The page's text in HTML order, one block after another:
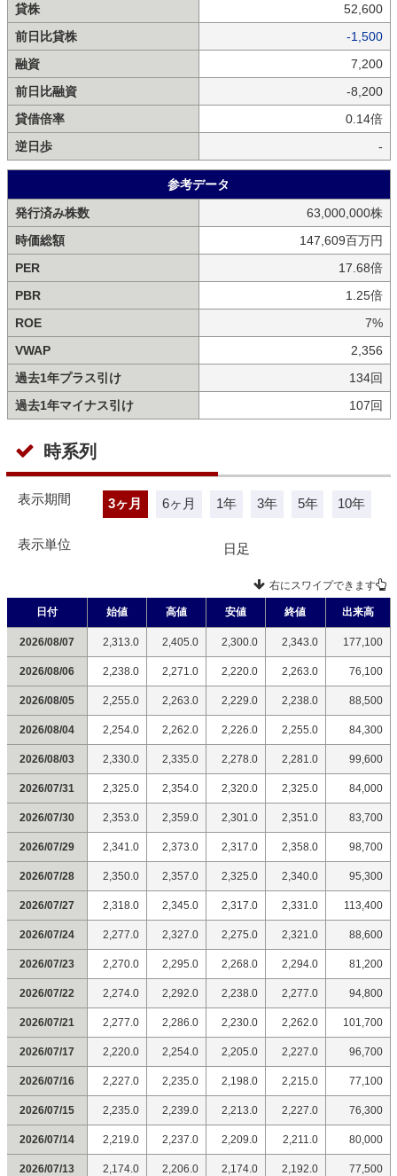
貸株
52,600
前日比貸株
-1,500
融資
7,200
前日比融資
-8,200
貸借倍率
0.14倍
逆日歩
-
参考データ
発行済み株数
63,000,000株
時価総額
147,609百万円
PER
17.68倍
PBR
1.25倍
ROE
7%
VWAP
2,356
過去1年プラス引け
134回
過去1年マイナス引け
107回
時系列
表示期間 3ヶ月 6ヶ月 1年 3年 5年 10年
表示単位 日足
右にスワイプできます
日付 始値 高値 安値 終値 出来高
2026/08/07 2,313.0 2,405.0 2,300.0 2,343.0 177,100
2026/08/06 2,238.0 2,271.0 2,220.0 2,263.0 76,100
2026/08/05 2,255.0 2,263.0 2,229.0 2,238.0 88,500
2026/08/04 2,254.0 2,262.0 2,226.0 2,255.0 84,300
2026/08/03 2,330.0 2,335.0 2,278.0 2,281.0 99,600
2026/07/31 2,325.0 2,354.0 2,320.0 2,325.0 84,000
2026/07/30 2,353.0 2,359.0 2,301.0 2,351.0 83,700
2026/07/29 2,341.0 2,373.0 2,317.0 2,358.0 98,700
2026/07/28 2,350.0 2,357.0 2,325.0 2,340.0 95,300
2026/07/27 2,318.0 2,345.0 2,317.0 2,331.0 113,400
2026/07/24 2,277.0 2,327.0 2,275.0 2,321.0 88,600
2026/07/23 2,270.0 2,295.0 2,268.0 2,294.0 81,200
2026/07/22 2,274.0 2,292.0 2,238.0 2,277.0 94,800
2026/07/21 2,277.0 2,286.0 2,230.0 2,262.0 101,700
2026/07/17 2,220.0 2,254.0 2,205.0 2,227.0 96,700
2026/07/16 2,227.0 2,235.0 2,198.0 2,215.0 77,100
2026/07/15 2,235.0 2,239.0 2,213.0 2,227.0 76,300
2026/07/14 2,219.0 2,237.0 2,209.0 2,211.0 80,000
2026/07/13 2,174.0 2,206.0 2,174.0 2,192.0 77,500